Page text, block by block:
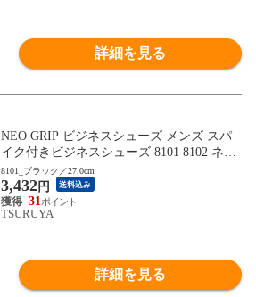
詳細を見る
NEO GRIP ビジネスシューズ メンズ スパ
イク付きビジネスシューズ 8101 8102 ネオ
グリップ 2025秋冬
8101_ブラック／27.0cm
3,432円 送料込み
31
TSURUYA
詳細を見る